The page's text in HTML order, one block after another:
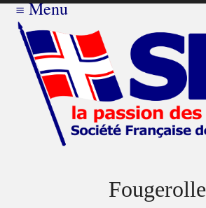
≡Menu
Fougerolle